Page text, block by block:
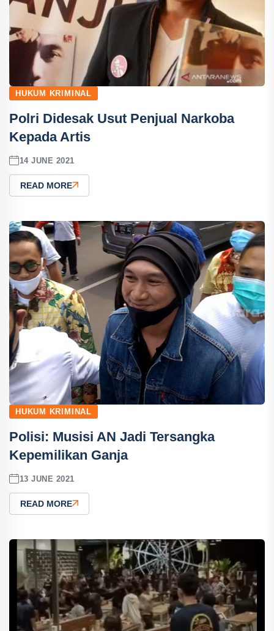
HUKUM KRIMINAL
Polri Didesak Usut Penjual Narkoba
Kepada Artis
14 JUNE 2021
READ MORE
HUKUM KRIMINAL
Polisi: Musisi AN Jadi Tersangka
Kepemilikan Ganja
13 JUNE 2021
READ MORE